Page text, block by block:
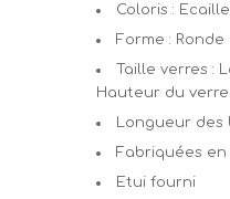
Coloris :
Forme : Ronde
Taille verres :
Hauteur du verre
Longueur des
Fabriquées en
Etui fourni